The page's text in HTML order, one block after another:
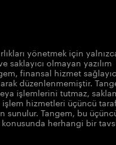
yönetmek için
saklayıcı olmayan yazılım
finansal hizmet
düzenlenmemiştir.
işlemlerini tutmaz,
hizmetleri üçüncü
sunulur. Tangem, bu
konusunda herhangi bir